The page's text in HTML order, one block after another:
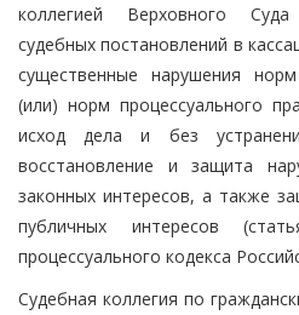
коллегией Верховного
судебных постановлений в
существенные нарушения
(или) норм процессуального
исход дела и без
восстановление и защита
законных интересов, а также
публичных интересов
процессуального кодекса
Судебная коллегия по